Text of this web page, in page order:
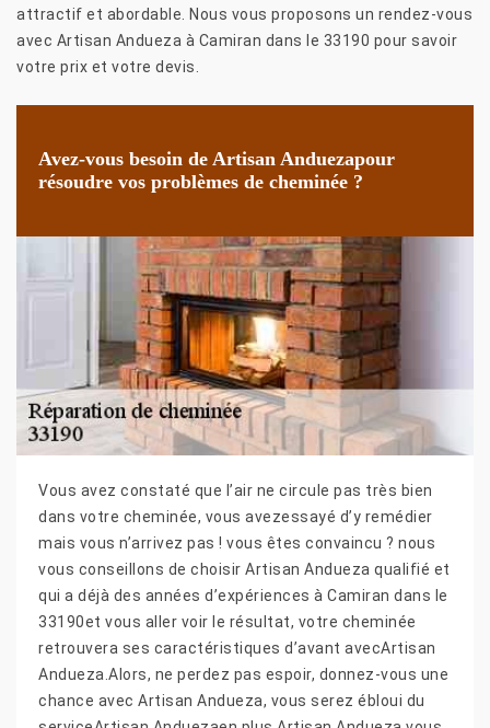
attractif et abordable. Nous vous proposons un rendez-vous
avec Artisan Andueza à Camiran dans le 33190 pour savoir
votre prix et votre devis.
Avez-vous besoin de Artisan Anduezapour
résoudre vos problèmes de cheminée ?
Vous avez constaté que l’air ne circule pas très bien
dans votre cheminée, vous avezessayé d’y remédier
mais vous n’arrivez pas ! vous êtes convaincu ? nous
vous conseillons de choisir Artisan Andueza qualifié et
qui a déjà des années d’expériences à Camiran dans le
33190et vous aller voir le résultat, votre cheminée
retrouvera ses caractéristiques d’avant avecArtisan
Andueza.Alors, ne perdez pas espoir, donnez-vous une
chance avec Artisan Andueza, vous serez ébloui du